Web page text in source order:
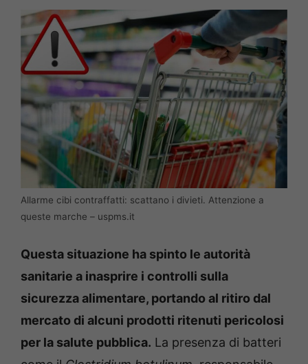
Allarme cibi contraffatti: scattano i divieti. Attenzione a
queste marche – uspms.it
Questa situazione ha spinto le autorità
sanitarie a inasprire i controlli sulla
sicurezza alimentare, portando al ritiro dal
mercato di alcuni prodotti ritenuti pericolosi
per la salute pubblica. La presenza di batteri